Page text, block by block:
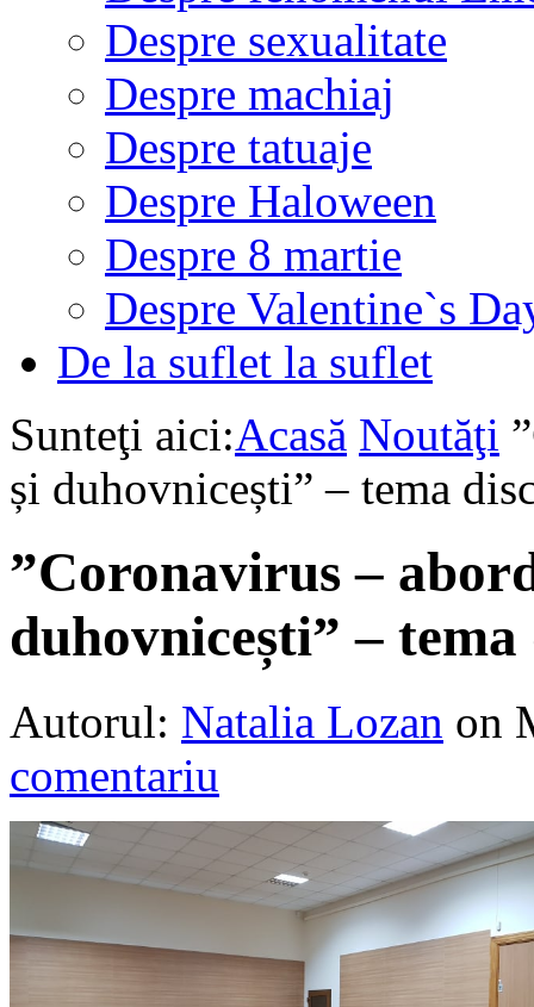
Despre sexualitate
Despre machiaj
Despre tatuaje
Despre Haloween
Despre 8 martie
Despre Valentine`s
De la suflet la suflet
Sunteţi aici:Acasă Noutăţi
și duhovnicești” – tema
”Coronavirus –
duhovnicești” –
Autorul: Natalia Lozan on
comentariu